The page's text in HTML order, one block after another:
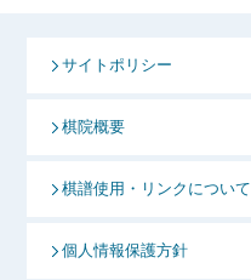
サイトポリシー
棋院概要
棋譜使用・リンクについて
個人情報保護方針